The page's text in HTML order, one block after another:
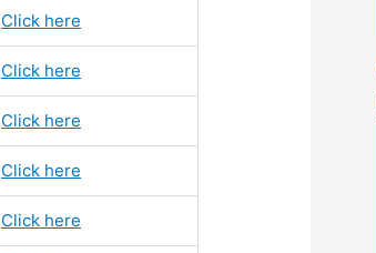
Click here
Click here
Click here
Click here
Click here